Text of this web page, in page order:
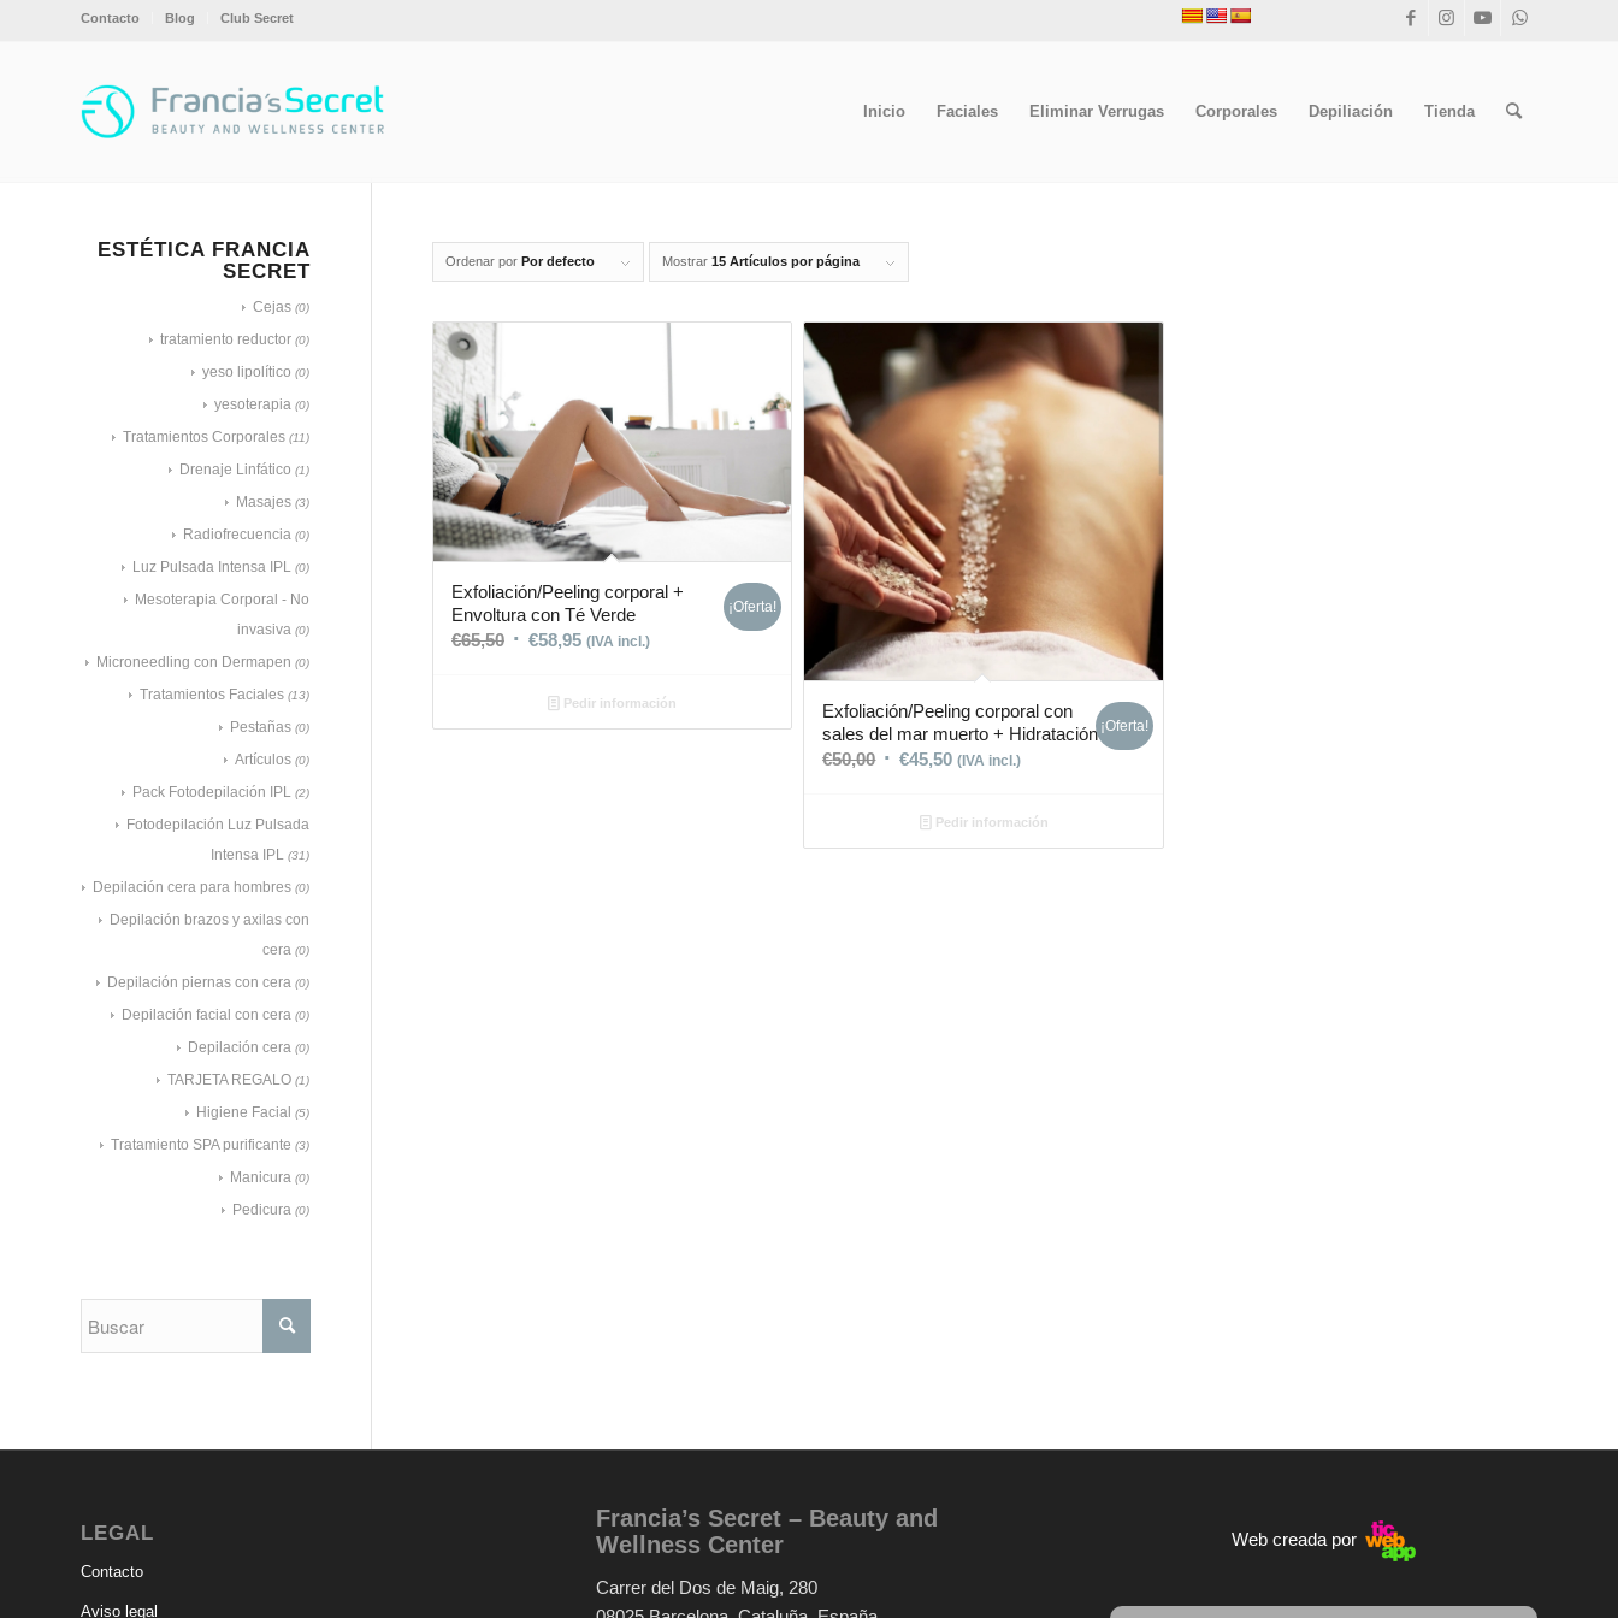
Contacto Blog Club Secret
Inicio Faciales Eliminar Verrugas Corporales Depiliación Tienda
Ordenar por Por defecto Mostrar 15 Artículos por página
Exfoliación/Peeling corporal +
Envoltura con Té Verde
€65,50 €58,95 (IVA incl.)
¡Oferta!
Pedir información
Exfoliación/Peeling corporal con
sales del mar muerto + Hidratación
€50,00 €45,50 (IVA incl.)
¡Oferta!
Pedir información
ESTÉTICA FRANCIA
SECRET
Cejas (0)
tratamiento reductor (0)
yeso lipolítico (0)
yesoterapia (0)
Tratamientos Corporales (11)
Drenaje Linfático (1)
Masajes (3)
Radiofrecuencia (0)
Luz Pulsada Intensa IPL (0)
Mesoterapia Corporal - No
invasiva (0)
Microneedling con Dermapen (0)
Tratamientos Faciales (13)
Pestañas (0)
Artículos (0)
Pack Fotodepilación IPL (2)
Fotodepilación Luz Pulsada
Intensa IPL (31)
Depilación cera para hombres (0)
Depilación brazos y axilas con
cera (0)
Depilación piernas con cera (0)
Depilación facial con cera (0)
Depilación cera (0)
TARJETA REGALO (1)
Higiene Facial (5)
Tratamiento SPA purificante (3)
Manicura (0)
Pedicura (0)
LEGAL
Contacto
Aviso legal
Francia’s Secret – Beauty and
Wellness Center
Carrer del Dos de Maig, 280
Web creada por